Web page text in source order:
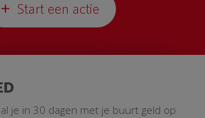
Start een actie
je in 30 dagen met je buurt geld op